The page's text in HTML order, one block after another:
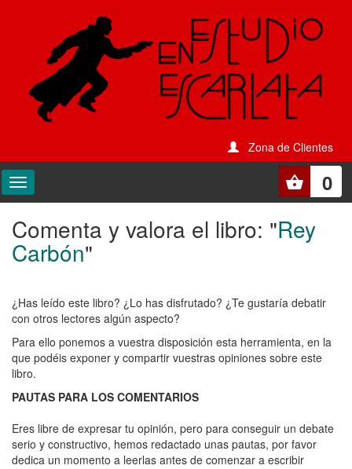
Zona de Clientes
0
Comenta
y
valora
el
libro:
Rey
Carbón
Comenta y valora el libro: "Rey
Carbón"
¿Has leído este libro? ¿Lo has disfrutado? ¿Te gustaría debatir
con otros lectores algún aspecto?
Para ello ponemos a vuestra disposición esta herramienta, en la
que podéis exponer y compartir vuestras opiniones sobre este
libro.
PAUTAS PARA LOS COMENTARIOS
Eres libre de expresar tu opinión, pero para conseguir un debate
serio y constructivo, hemos redactado unas pautas, por favor
dedica un momento a leerlas antes de comenzar a escribir